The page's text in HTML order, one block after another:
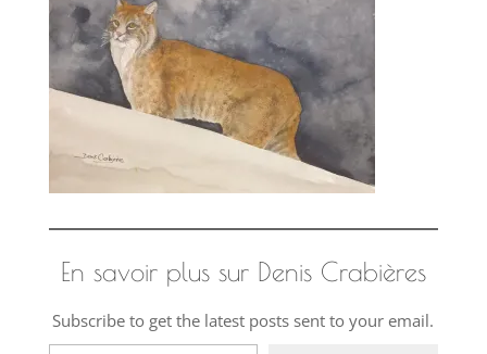
En savoir plus sur Denis Crabières
Subscribe to get the latest posts sent to your email.
Saisissez votre adresse e-mail…